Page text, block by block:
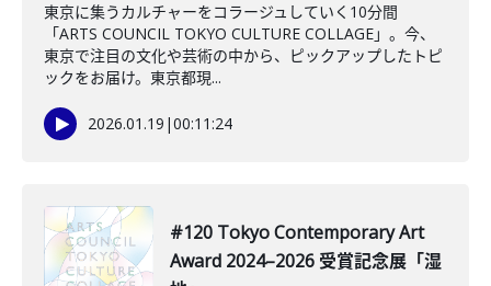
東京に集うカルチャーをコラージュしていく10分間
「ARTS COUNCIL TOKYO CULTURE COLLAGE」。今、
東京で注目の文化や芸術の中から、ピックアップしたトピ
ックをお届け。東京都現...
2026.01.19 |00:11:24
#120 Tokyo Contemporary Art
Award 2024–2026 受賞記念展「湿